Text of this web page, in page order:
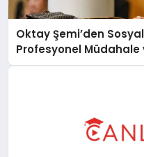
Oktay Şemi’den
Profesyonel Müdahale